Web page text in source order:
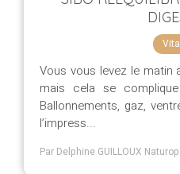
Vous vous levez le matin
mais cela se
Ballonnements, gaz,
l’impress...
Par Delphine GUILLOUX